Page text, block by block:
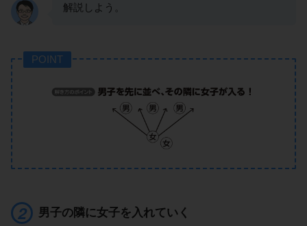
解説しよう。
POINT
男子の隣に女子を入れていく